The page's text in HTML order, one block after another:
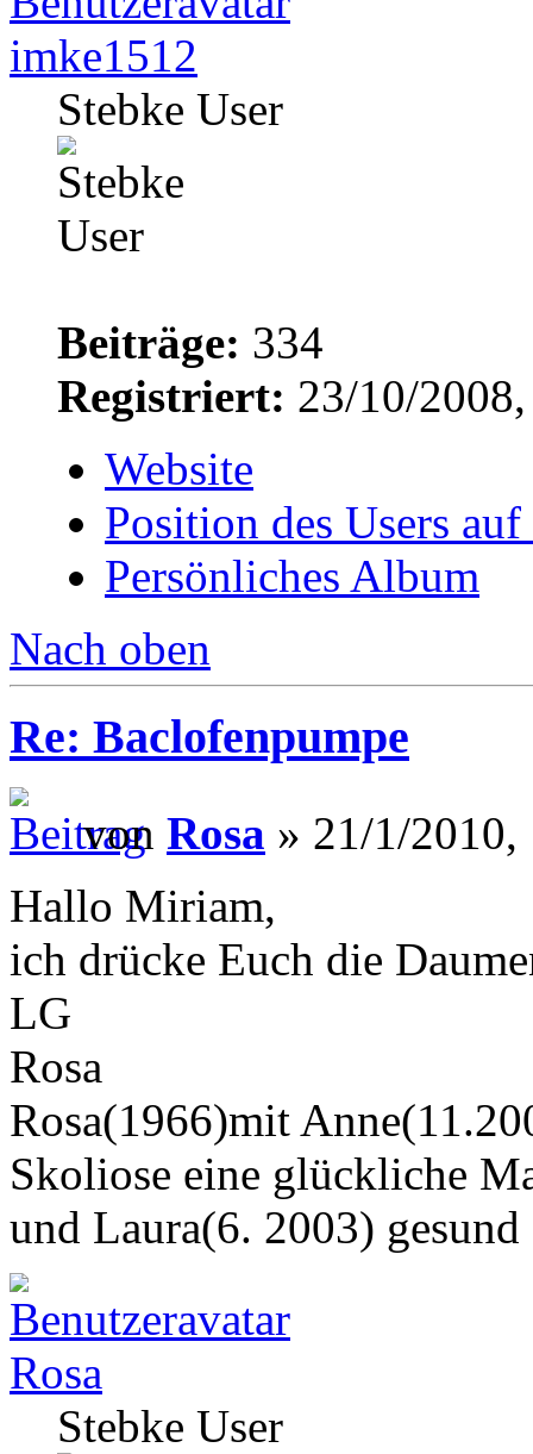
imke1512
Stebke User
Beiträge: 334
Registriert: 23/10/
Website
Position des Users
Persönliches Album
Nach oben
Re: Baclofenpumpe
von Rosa » 21/1/2010,
Hallo Miriam,
ich drücke Euch die
LG
Rosa
Rosa(1966)mit
Skoliose eine glückliche
und Laura(6. 2003) gesund
Rosa
Stebke User